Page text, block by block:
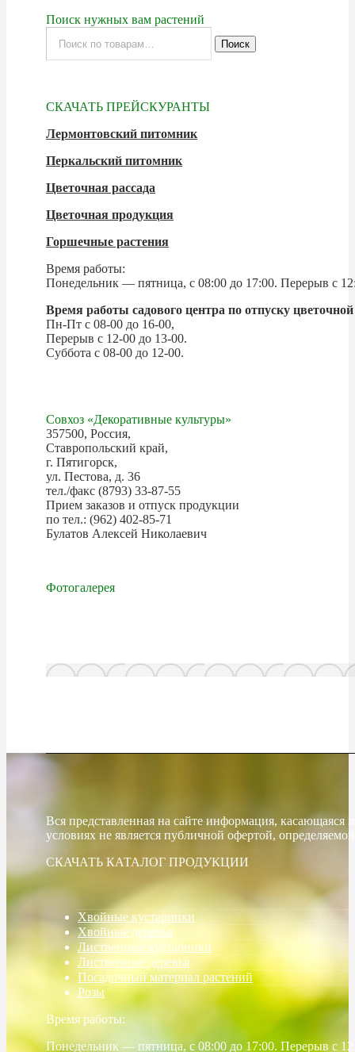
Поиск нужных вам растений
Поиск
СКАЧАТЬ ПРЕЙСКУРАНТЫ
Лермонтовский питомник
Перкальский питомник
Цветочная рассада
Цветочная продукция
Горшечные растения
Время работы:
Понедельник — пятница, с 08:00 до 17:00. Перерыв с
Время работы садового центра по отпуску
Пн-Пт с 08-00 до 16-00,
Перерыв с 12-00 до 13-00.
Суббота с 08-00 до 12-00.
Совхоз «Декоративные культуры»
357500, Россия,
Ставропольский край,
г. Пятигорск,
ул. Пестова, д. 36
тел./факс (8793) 33-87-55
Прием заказов и отпуск продукции
по тел.: (962) 402-85-71
Булатов Алексей Николаевич
Фотогалерея
Вся представленная на сайте информация,
условиях не является публичной офертой,
СКАЧАТЬ КАТАЛОГ ПРОДУКЦИИ
Хвойные кустарники
Хвойные деревья
Лиственные кустарники
Лиственные деревья
Посадочный материал растений
Розы
Время работы:
Понедельник — пятница, с 08:00 до 17:00. Перерыв с